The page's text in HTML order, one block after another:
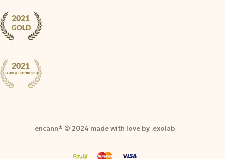
encann® © 2024 made with love by .exolab